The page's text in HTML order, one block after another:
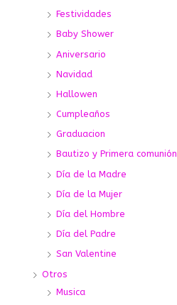
Festividades
Baby Shower
Aniversario
Navidad
Hallowen
Cumpleaños
Graduacion
Bautizo y Primera comunión
Día de la Madre
Día de la Mujer
Día del Hombre
Día del Padre
San Valentine
Otros
Musica